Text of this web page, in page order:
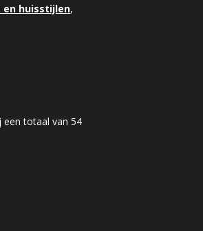
huisstijlen,
een totaal van 54